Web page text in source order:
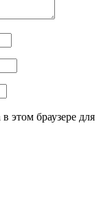
этом браузере для